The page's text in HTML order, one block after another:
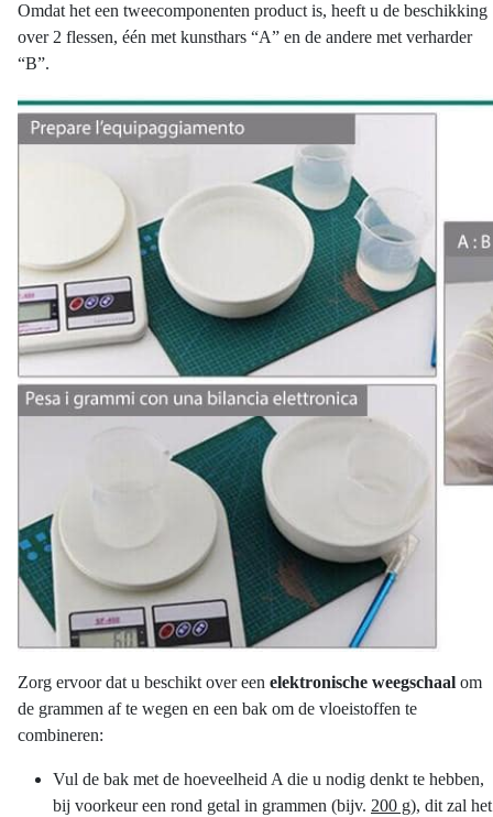
Omdat het een tweecomponenten product is, heeft u de beschikking
over 2 flessen, één met kunsthars “A” en de andere met verharder
“B”.
Zorg ervoor dat u beschikt over een elektronische weegschaal om
de grammen af te wegen en een bak om de vloeistoffen te
combineren:
Vul de bak met de hoeveelheid A die u nodig denkt te hebben,
bij voorkeur een rond getal in grammen (bijv. 200 g), dit zal het